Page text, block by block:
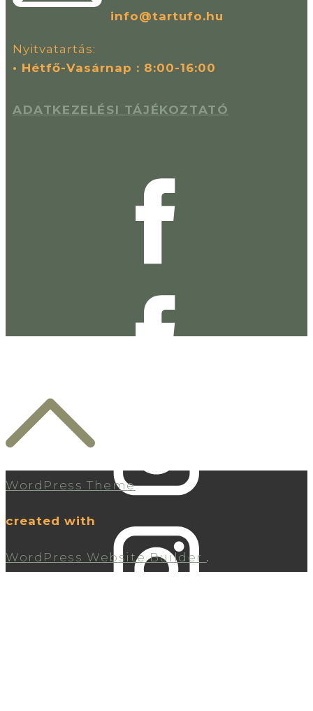
info@tartufo.hu
Nyitvatartás:
• Hétfő-Vasárnap : 8:00-16:00
ADATKEZELÉSI TÁJÉKOZTATÓ
WordPress Theme
created with
WordPress Website Builder .